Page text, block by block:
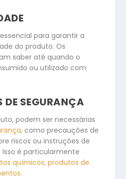
para garantir a
do produto. Os
saber até quando o
ou utilizado com
DE SEGURANÇA
podem ser necessárias
como precauções de
riscos ou instruções de
é particularmente
químicos, produtos de
.